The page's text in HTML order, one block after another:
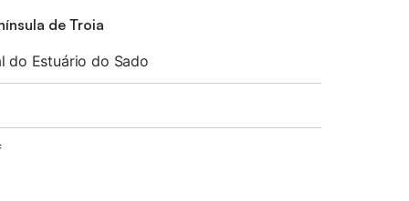
de Troia
do Estuário do Sado